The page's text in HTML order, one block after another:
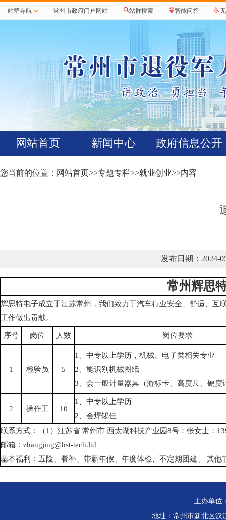
站群导航 常州市政府门户网站 站群搜索 智能问答
网站首页 新闻中心 政府信息公开
您当前的位置： 网站首页>>专题专栏>>就业创业>>内容
发布日期：2024-
常州辉思
辉思特电子成立于江苏常州，我们致力于汽车行业安全、舒适、
工作做出贡献。
序号 岗位 人数 岗位要求
1 检验员 5
1、中专以上学历，机械、电子类相关专业
2、能识别机械图纸
3、会一般计量器具（游标卡、高度尺、硬度
2 操作工 10
1、中专以上学历
2、会焊锡佳
联系方式：（1）江苏省 常州市 西太湖科技产业园8号：张女士：
邮箱：zhangjing@hst-tech.ltd
基本福利：五险、餐补、带薪年假、年度体检、不定期团建、 其他
主办单位
地址：常州市新北区